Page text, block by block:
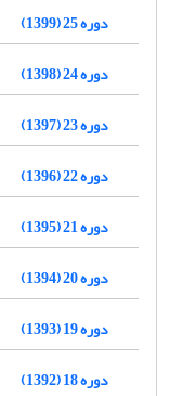
دوره 25 (1399)
دوره 24 (1398)
دوره 23 (1397)
دوره 22 (1396)
دوره 21 (1395)
دوره 20 (1394)
دوره 19 (1393)
دوره 18 (1392)